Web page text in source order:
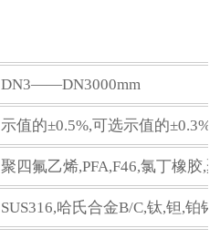
DN3——DN3000mm
示值的±0.5%,可选示值的±0.3%
聚四氟乙烯,PFA,F46,氯丁橡胶,
SUS316,哈氏合金B/C,钛,钽,铂